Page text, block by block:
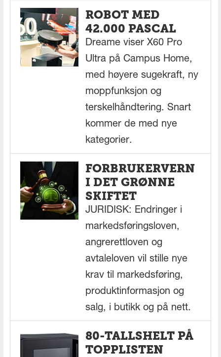
ROBOT MED
42.000 PASCAL
Dreame viser X60 Pro
Ultra på Campus Home,
med høyere sugekraft, ny
moppfunksjon og
terskelhåndtering. Snart
kommer de med nye
kategorier.
FORBRUKERVERN
I DET GRØNNE
SKIFTET
JURIDISK: Endringer i
markedsføringsloven,
angrerettloven og
avtaleloven vil stille nye
krav til markedsføring,
produktinformasjon og
salg, i butikk og på nett.
80-TALLSHELT PÅ
TOPPLISTEN